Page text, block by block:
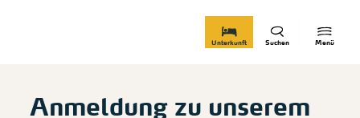
Menü
Suchen
Unterkunft
Anmeldung zu unserem